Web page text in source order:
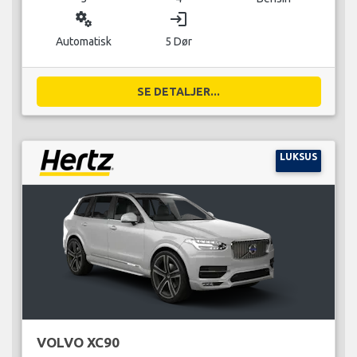
miscellaneous_services
Automatisk
login
5 Dør
SE DETALJER...
LUKSUS
VOLVO XC90